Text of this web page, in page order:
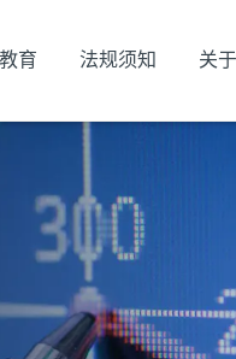
育 法规须知 关